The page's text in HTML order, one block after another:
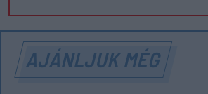
AJÁNLJUK MÉG